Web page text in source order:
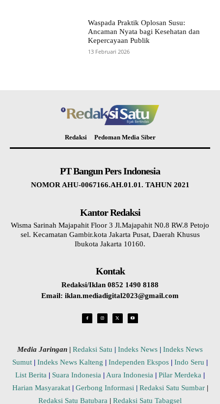
Waspada Praktik Oplosan Susu:
Ancaman Nyata bagi Kesehatan dan
Kepercayaan Publik
13 Februari 2026
Redaksi Pedoman Media Siber
PT Bangun Pers Indonesia
NOMOR AHU-0067166.AH.01.01. TAHUN 2021
Kantor Redaksi
Wisma Sarinah Majapahit Floor 3 Jl.Majapahit N0.8 RW.8 Petojo
sel. Kecamatan Gambir.kota Jakarta Pusat, Daerah Khusus
Ibukota Jakarta 10160.
Kontak
Redaksi/Iklan 0852 1490 8188
Email: iklan.mediadigital2023@gmail.com
Media Jaringan | Redaksi Satu | Indeks News | Indeks News
Sumut | Indeks News Kalteng | Independen Ekspos | Indo Seru |
List Berita | Suara Indonesia |Aura Indonesia | Pilar Merdeka |
Harian Masyarakat | Gerbong Informasi | Redaksi Satu Sumbar |
Redaksi Satu Batubara | Redaksi Satu Tabagsel